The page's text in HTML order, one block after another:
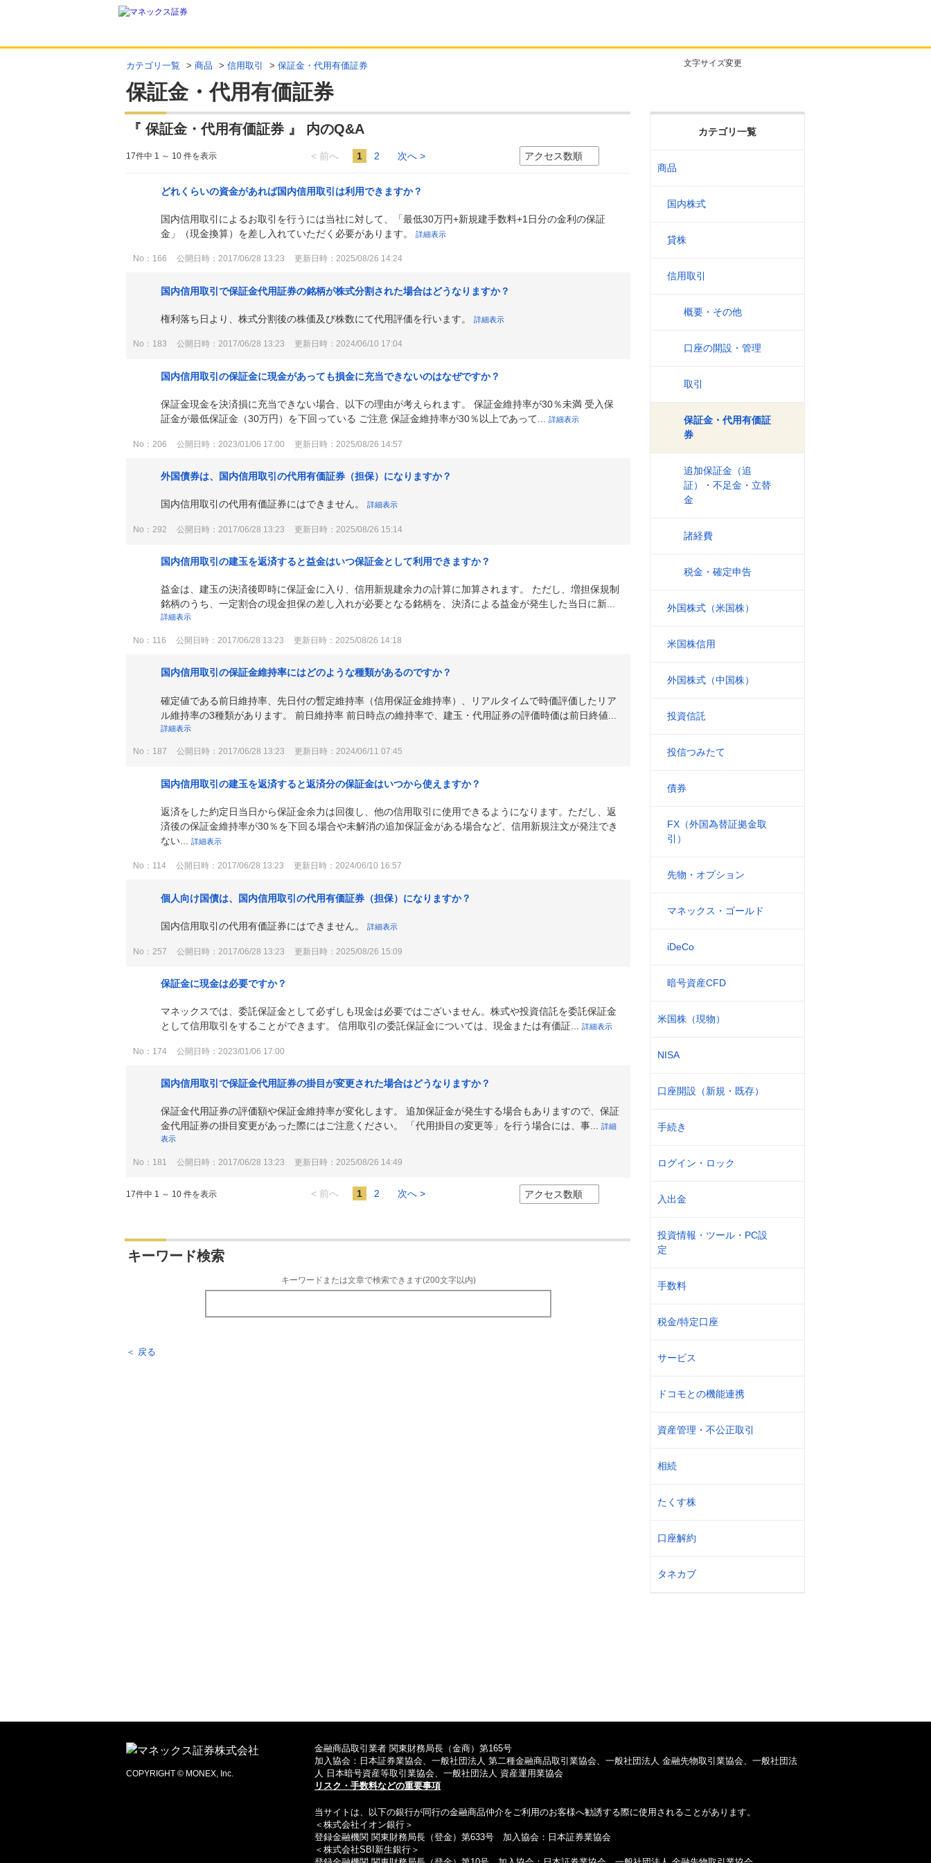
文字サイズ変更
カテゴリ一覧 > 商品 > 信用取引 > 保証金・代用有価証券
保証金・代用有価証券
カテゴリ一覧
商品
国内株式
貸株
信用取引
概要・その他
口座の開設・管理
取引
保証金・代用有価証
券
追加保証金（追
証）・不足金・立替
金
諸経費
税金・確定申告
外国株式（米国株）
米国株信用
外国株式（中国株）
投資信託
投信つみたて
債券
FX（外国為替証拠金取
引）
先物・オプション
マネックス・ゴールド
iDeCo
暗号資産CFD
米国株（現物）
NISA
口座開設（新規・既存）
手続き
ログイン・ロック
入出金
投資情報・ツール・PC設
定
手数料
税金/特定口座
サービス
ドコモとの機能連携
資産管理・不公正取引
相続
たくす株
口座解約
タネカブ
『 保証金・代用有価証券 』 内のQ&A
17件中 1 ～ 10 件を表示 < 前へ 1 2 次へ >
どれくらいの資金があれば国内信用取引は利用できますか？
国内信用取引によるお取引を行うには当社に対して、「最低30万円+新規建手数料+1日分の金利の保証
金」（現金換算）を差し入れていただく必要があります。詳細表示
No：166 公開日時：2017/06/28 13:23 更新日時：2025/08/26 14:24
国内信用取引で保証金代用証券の銘柄が株式分割された場合はどうなりますか？
権利落ち日より、株式分割後の株価及び株数にて代用評価を行います。詳細表示
No：183 公開日時：2017/06/28 13:23 更新日時：2024/06/10 17:04
国内信用取引の保証金に現金があっても損金に充当できないのはなぜですか？
保証金現金を決済損に充当できない場合、以下の理由が考えられます。 保証金維持率が30％未満 受入保
証金が最低保証金（30万円）を下回っている ご注意 保証金維持率が30％以上であって...詳細表示
No：206 公開日時：2023/01/06 17:00 更新日時：2025/08/26 14:57
外国債券は、国内信用取引の代用有価証券（担保）になりますか？
国内信用取引の代用有価証券にはできません。詳細表示
No：292 公開日時：2017/06/28 13:23 更新日時：2025/08/26 15:14
国内信用取引の建玉を返済すると益金はいつ保証金として利用できますか？
益金は、建玉の決済後即時に保証金に入り、信用新規建余力の計算に加算されます。 ただし、増担保規制
銘柄のうち、一定割合の現金担保の差し入れが必要となる銘柄を、決済による益金が発生した当日に新...
詳細表示
No：116 公開日時：2017/06/28 13:23 更新日時：2025/08/26 14:18
国内信用取引の保証金維持率にはどのような種類があるのですか？
確定値である前日維持率、先日付の暫定維持率（信用保証金維持率）、リアルタイムで時価評価したリア
ル維持率の3種類があります。 前日維持率 前日時点の維持率で、建玉・代用証券の評価時価は前日終値...
詳細表示
No：187 公開日時：2017/06/28 13:23 更新日時：2024/06/11 07:45
国内信用取引の建玉を返済すると返済分の保証金はいつから使えますか？
返済をした約定日当日から保証金余力は回復し、他の信用取引に使用できるようになります。ただし、返
済後の保証金維持率が30％を下回る場合や未解消の追加保証金がある場合など、信用新規注文が発注でき
ない...詳細表示
No：114 公開日時：2017/06/28 13:23 更新日時：2024/06/10 16:57
個人向け国債は、国内信用取引の代用有価証券（担保）になりますか？
国内信用取引の代用有価証券にはできません。詳細表示
No：257 公開日時：2017/06/28 13:23 更新日時：2025/08/26 15:09
保証金に現金は必要ですか？
マネックスでは、委託保証金として必ずしも現金は必要ではございません。株式や投資信託を委託保証金
として信用取引をすることができます。 信用取引の委託保証金については、現金または有価証...詳細表示
No：174 公開日時：2023/01/06 17:00
国内信用取引で保証金代用証券の掛目が変更された場合はどうなりますか？
保証金代用証券の評価額や保証金維持率が変化します。 追加保証金が発生する場合もありますので、保証
金代用証券の掛目変更があった際にはご注意ください。 「代用掛目の変更等」を行う場合には、事...詳細
表示
No：181 公開日時：2017/06/28 13:23 更新日時：2025/08/26 14:49
17件中 1 ～ 10 件を表示 < 前へ 1 2 次へ >
キーワード検索
キーワードまたは文章で検索できます(200文字以内)
＜ 戻る
COPYRIGHT © MONEX, Inc.
金融商品取引業者 関東財務局長（金商）第165号
加入協会：日本証券業協会、一般社団法人 第二種金融商品取引業協会、一般社団法人 金融先物取引業協会、一般社団法
人 日本暗号資産等取引業協会、一般社団法人 資産運用業協会
リスク・手数料などの重要事項
当サイトは、以下の銀行が同行の金融商品仲介をご利用のお客様へ勧誘する際に使用されることがあります。
＜株式会社イオン銀行＞
登録金融機関 関東財務局長（登金）第633号 加入協会：日本証券業協会
＜株式会社SBI新生銀行＞